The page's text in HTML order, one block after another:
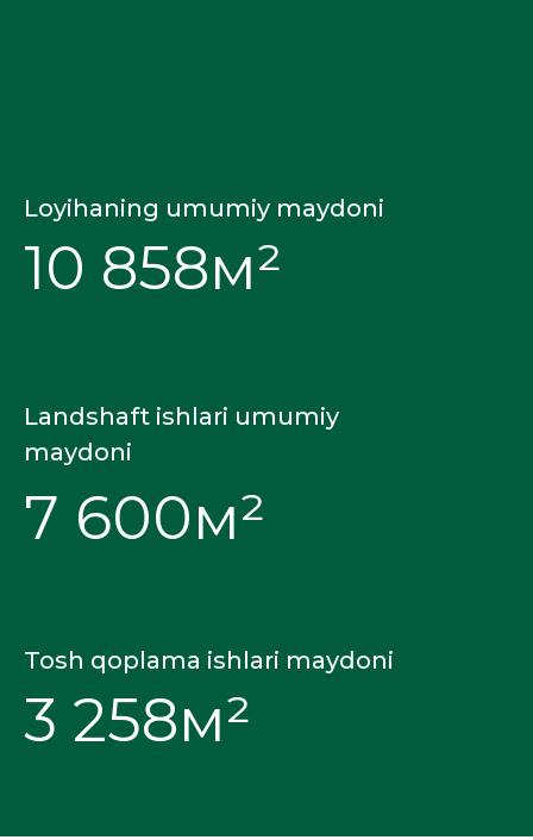
3 258м²
7 600м²
10 858м²
Tosh qoplama ishlari maydoni
Landshaft ishlari umumiy
maydoni
Loyihaning umumiy maydoni